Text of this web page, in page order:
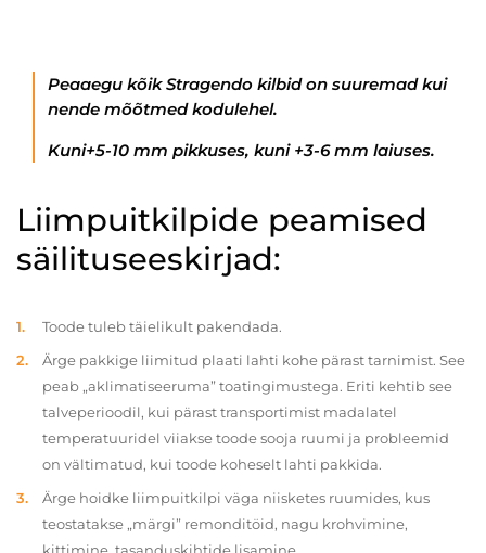
Peaaegu kõik Stragendo kilbid on suuremad kui
nende mõõtmed kodulehel.
Kuni+5-10 mm pikkuses, kuni +3-6 mm laiuses.
Liimpuitkilpide peamised
säilituseeskirjad:
Toode tuleb täielikult pakendada.
Ärge pakkige liimitud plaati lahti kohe pärast tarnimist. See
peab „aklimatiseeruma” toatingimustega. Eriti kehtib see
talveperioodil, kui pärast transportimist madalatel
temperatuuridel viiakse toode sooja ruumi ja probleemid
on vältimatud, kui toode koheselt lahti pakkida.
Ärge hoidke liimpuitkilpi väga niisketes ruumides, kus
teostatakse „märgi” remonditöid, nagu krohvimine,
kittimine, tasanduskihtide lisamine.